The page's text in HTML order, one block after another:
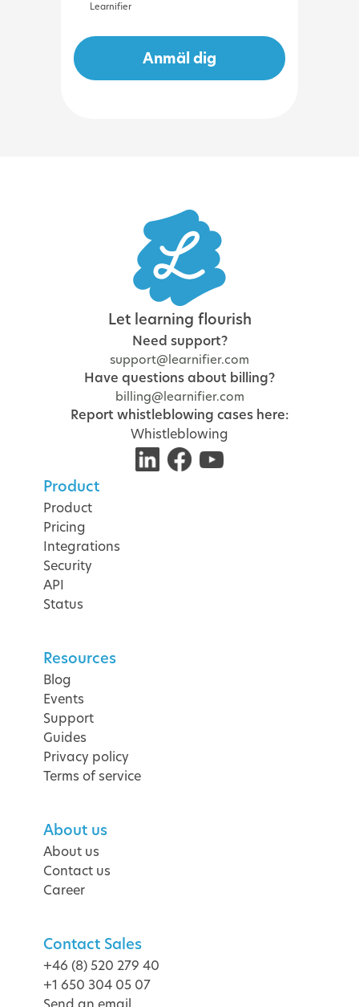
Learnifier
Let learning flourish
Need support?
support@learnifier.com
Have questions about billing?
billing@learnifier.com
Report whistleblowing cases here:
Whistleblowing
Product
Product
Pricing
Integrations
Security
API
Status
Resources
Blog
Events
Support
Guides
Privacy policy
Terms of service
About us
About us
Contact us
Career
Contact Sales
+46 (8) 520 279 40
+1 650 304 05 07